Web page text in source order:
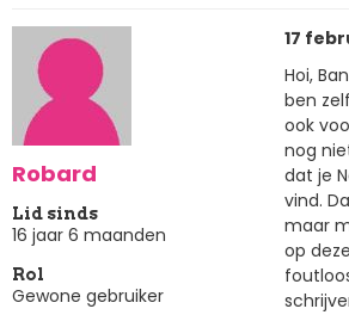
Robard
Lid sinds
16 jaar 6 maanden
Rol
Gewone gebruiker
17
Hoi,
ben
ook
nog
dat je
vind.
maar
op